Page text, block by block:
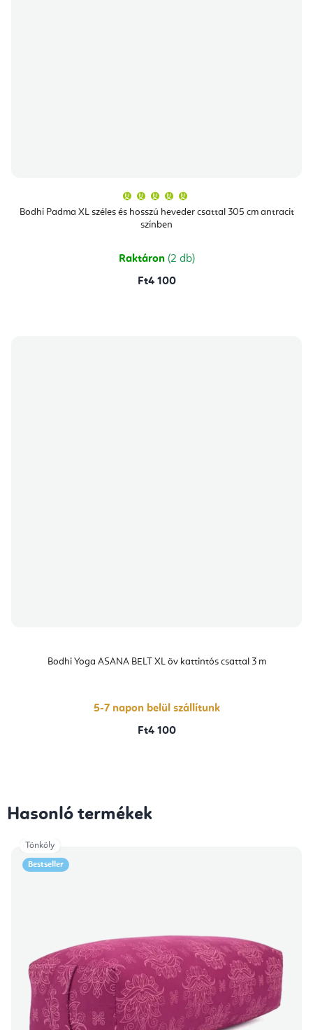
Bodhi Padma XL széles és hosszú heveder csattal 305 cm antracit
színben
átlagos
értékelése
csillag.
Raktáron (2 db)
Ft4 100
Bodhi Yoga ASANA BELT XL öv kattintós csattal 3 m
5-7 napon belül szállítunk
Ft4 100
Hasonló termékek
Bestseller
Tönköly